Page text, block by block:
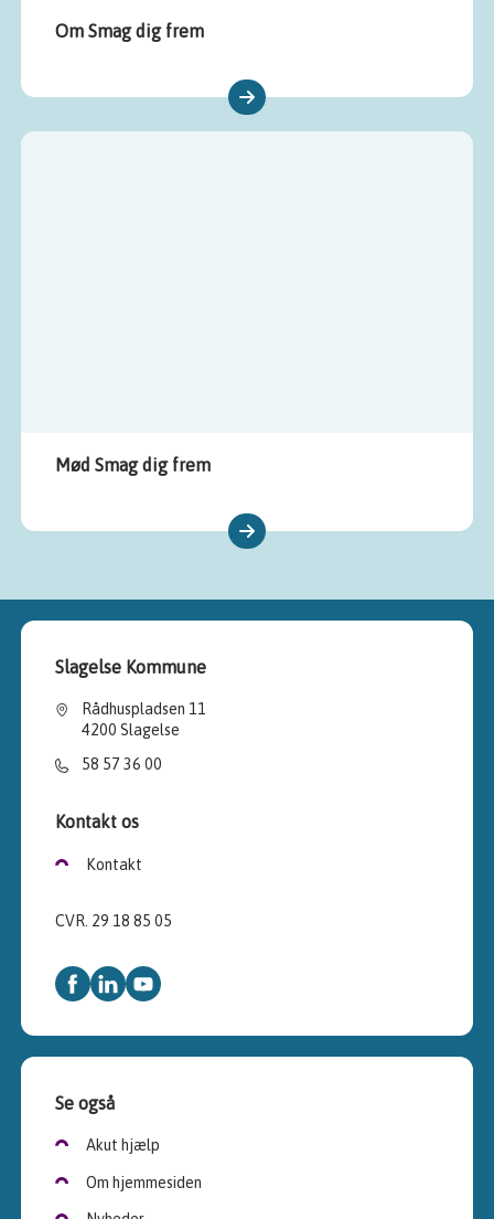
Om Smag dig frem
Mød Smag dig frem
Slagelse Kommune
Rådhuspladsen 11
4200 Slagelse
58 57 36 00
Kontakt os
Kontakt
CVR. 29 18 85 05
Se også
Akut hjælp
Om hjemmesiden